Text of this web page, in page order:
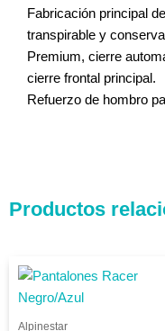
Fabricación principal
transpirable y
Premium, cierre
cierre frontal principal.
Refuerzo de hombro
Productos
Alpinestar